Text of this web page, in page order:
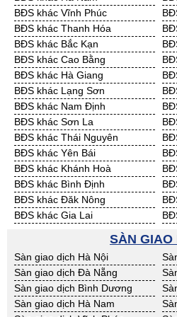
Cần Thuê Bình Phước
Cần Thuê Đồng Tháp
Cần Thuê Kiên Giang
Cần Thuê Sóc Trăng
Cần Thuê Tiền Giang
Cần Thuê Vĩnh Long
Cần Thuê Hưng Yên
BĐS khác Vĩnh Phúc
BĐS khác Thanh Hóa
BĐS khác Bắc Kạn
BĐS khác Cao Bằng
BĐS khác Hà Giang
BĐS khác Lạng Sơn
BĐS khác Nam Định
BĐS khác Sơn La
BĐS khác Thái Nguyên
BĐS khác Yên Bái
BĐS khác Khánh Hoà
BĐS khác Bình Định
BĐS khác Đăk Nông
BĐS khác Gia Lai
BĐS khác Ninh Thuận
BĐS khác Quảng Bình
BĐS khác Quảng Ngãi
BĐS khác Cần Thơ
BĐS khác Bạc Liêu
SÀN GIAO
Sàn giao dịch Hà Nội
Sàn giao dịch Đà Nẵng
Sàn giao dịch Bình Dương
Sàn giao dịch Hà Nam